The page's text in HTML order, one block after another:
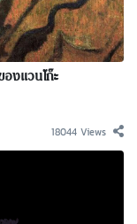
งแวนโก๊ะ
18044 Views